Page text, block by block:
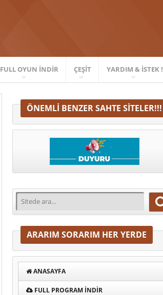
FULL OYUN İNDIR ÇEŞIT YARDIM & İSTEK !
ÖNEMLI BENZER SAHTE SITELER!!!
ARARIM SORARIM HER YERDE
ANASAYFA
FULL PROGRAM INDIR